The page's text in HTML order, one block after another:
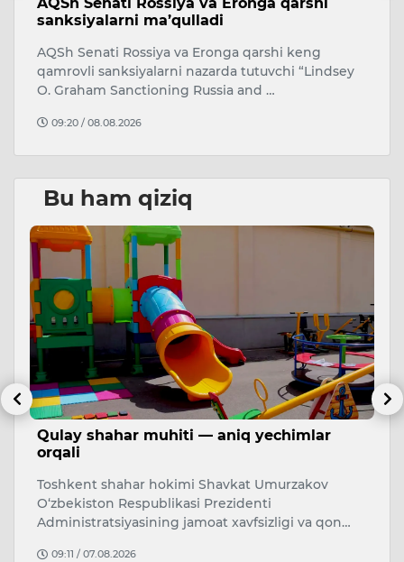
sanksiyalarni ma’qulladi
AQSh Senati Rossiya va Eronga qarshi keng
qamrovli sanksiyalarni nazarda tutuvchi “Lindsey
O. Graham Sanctioning Russia and …
09:20 / 08.08.2026
Bu ham qiziq
Qulay shahar muhiti — aniq yechimlar
orqali
Toshkent shahar hokimi Shavkat Umurzakov
O‘zbekiston Respublikasi Prezidenti
Administratsiyasining jamoat xavfsizligi va qon…
09:11 / 07.08.2026